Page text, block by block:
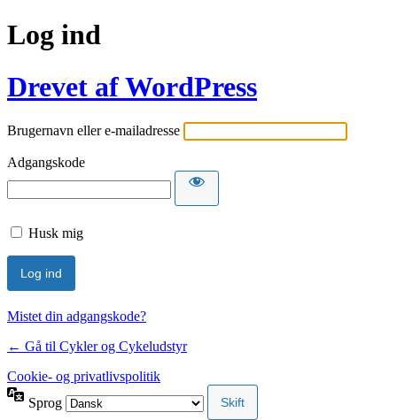
Log ind
Drevet af WordPress
Brugernavn eller e-mailadresse
Adgangskode
Husk mig
Mistet din adgangskode?
← Gå til Cykler og Cykeludstyr
Cookie- og privatlivspolitik
Sprog